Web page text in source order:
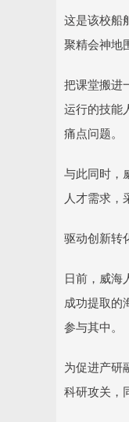
这是该校船
聚精会神地
把课堂搬进
运行的技能
痛点问题。
与此同时，
人才需求，
驱动创新转
日前，威海
成功提取的
参与其中。
为促进产研
科研攻关，